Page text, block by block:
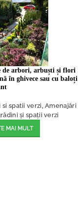
de arbori, arbuști și flori
în ghivece sau cu baloți
si spatii verzi, Amenajări
și spații verzi
MAI MULT